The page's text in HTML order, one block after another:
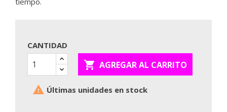
CANTIDAD
 AGREGAR AL CARRITO
 Últimas unidades en stock